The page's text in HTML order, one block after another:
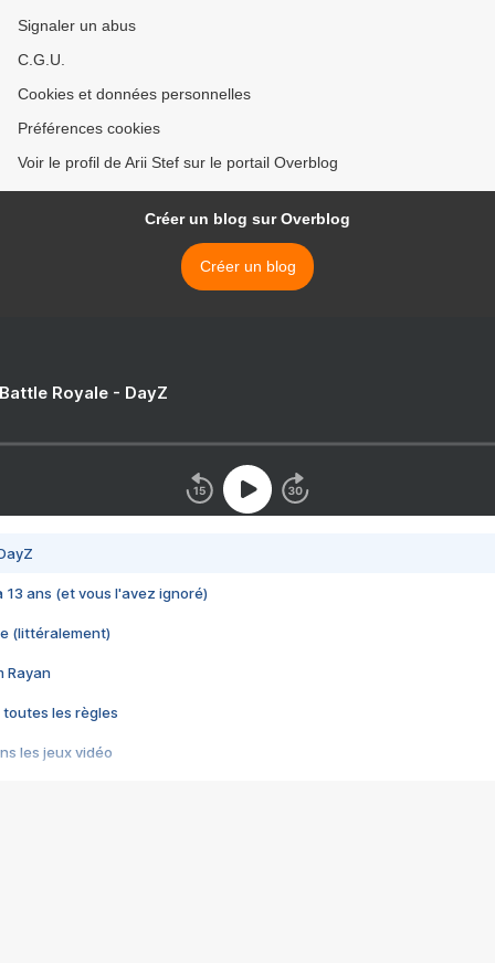
Signaler un abus
C.G.U.
Cookies et données personnelles
Préférences cookies
Voir le profil de Arii Stef sur le portail Overblog
Créer un blog sur Overblog
Créer un blog
Royale - DayZ
13 ans (et vous l'avez ignoré)
(littéralement)
Rayan
toutes les règles
les jeux vidéo